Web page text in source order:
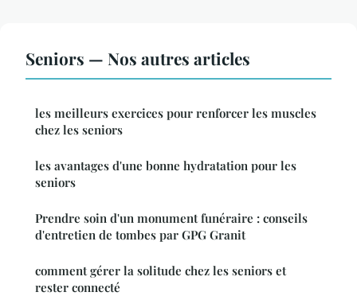
Seniors — Nos autres articles
les meilleurs exercices pour renforcer les muscles
chez les seniors
les avantages d'une bonne hydratation pour les
seniors
Prendre soin d'un monument funéraire : conseils
d'entretien de tombes par GPG Granit
comment gérer la solitude chez les seniors et
rester connecté